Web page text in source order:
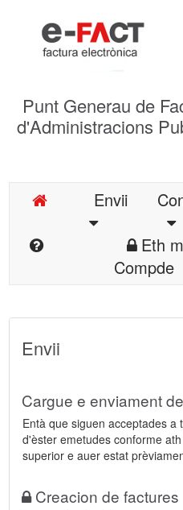
Punt Generau de
d'Administracions
Envii
Eth
Compde
Envii
Cargue e enviament
Entà que siguen acceptades
d'èster emetudes conforme
superior e auer estat
Creacion de factures